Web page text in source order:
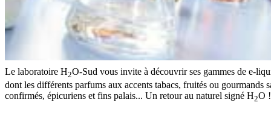
Le laboratoire H2O-Sud vous invite à découvrir ses gammes de e-
dont les différents parfums aux accents tabacs, fruités ou gourmands
confirmés, épicuriens et fins palais... Un retour au naturel signé H2O !